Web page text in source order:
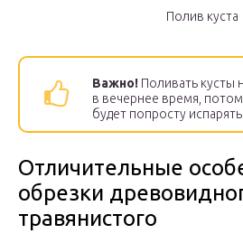
Полив куста
Важно! Поливать кусты
в вечернее время,
будет попросту
Отличительные
обрезки
травянистого